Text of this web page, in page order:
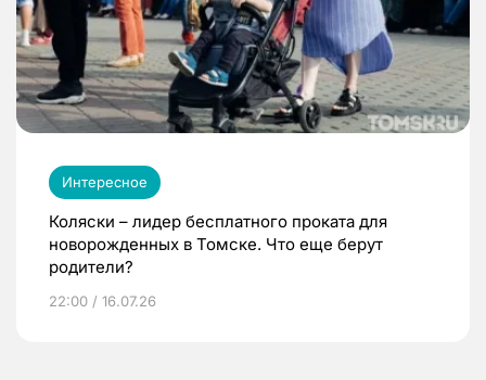
Интересное
Коляски – лидер бесплатного проката для
новорожденных в Томске. Что еще берут
родители?
22:00 / 16.07.26